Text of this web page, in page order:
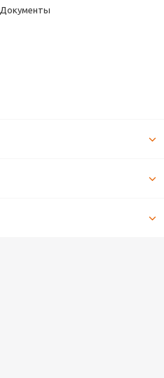
Документы